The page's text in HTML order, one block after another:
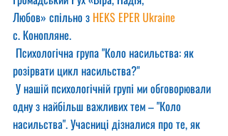
Любов» спільно з HEKS EPER Ukraine
с. Конопляне.
Психологічна група "Коло насильства: як
розірвати цикл насильства?"
У нашій психологічній групі ми обговорювали
одну з найбільш важливих тем – "Коло
насильства". Учасниці дізналися про те, як